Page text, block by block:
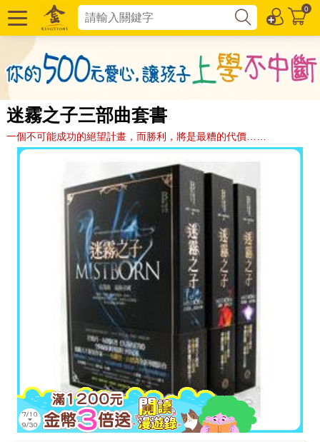
0
迷霧之子三部曲套書
一個不可能成功的絕望計畫，而勝利，將是最糟的代價……